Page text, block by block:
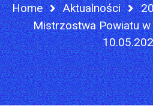
Home Aktualności
Mistrzostwa Powiatu